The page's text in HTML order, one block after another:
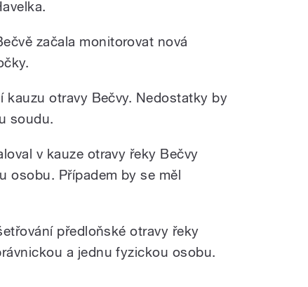
začala monitorovat nová
kauzu otravy Bečvy. Nedostatky by
soudu.
v kauze otravy řeky Bečvy
osobu. Případem by se měl
předloňské otravy řeky
a jednu fyzickou osobu.